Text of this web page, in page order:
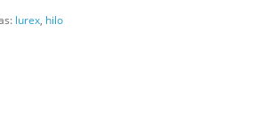
lurex, hilo